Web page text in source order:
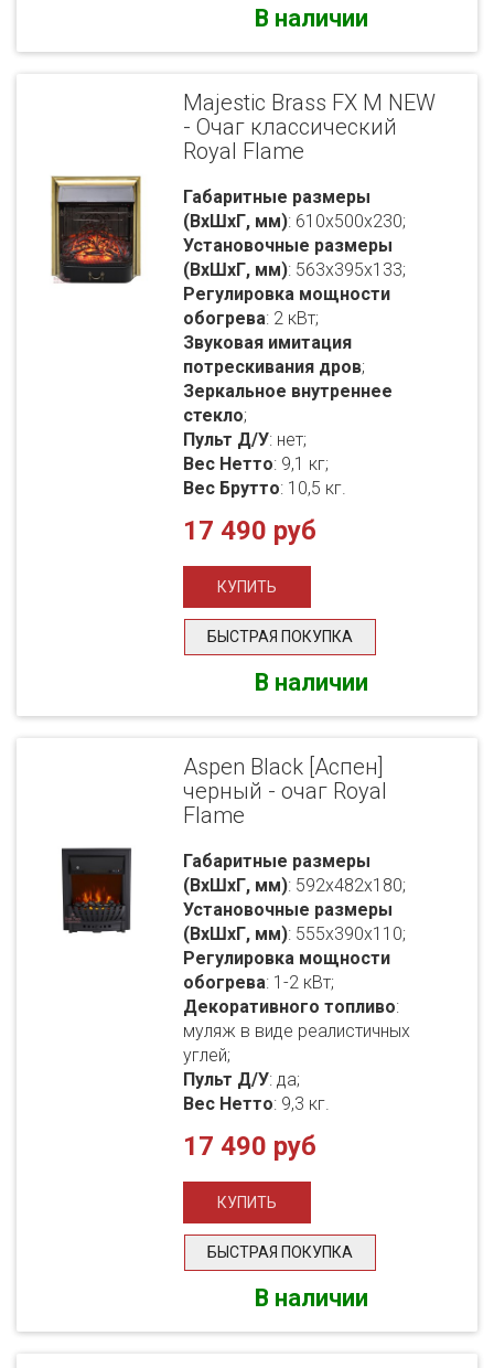
В наличии
Majestic Brass FX M NEW
- Очаг классический
Royal Flame
Габаритные размеры
(ВхШхГ, мм): 610x500x230;
Установочные размеры
(ВхШхГ, мм): 563x395x133;
Регулировка мощности
обогрева: 2 кВт;
Звуковая имитация
потрескивания дров;
Зеркальное внутреннее
стекло;
Пульт Д/У: нет;
Вес Нетто: 9,1 кг;
Вес Брутто: 10,5 кг.
17 490 руб
БЫСТРАЯ ПОКУПКА
В наличии
Aspen Black [Аспен]
черный - очаг Royal
Flame
Габаритные размеры
(ВхШхГ, мм): 592x482x180;
Установочные размеры
(ВхШхГ, мм): 555x390x110;
Регулировка мощности
обогрева: 1-2 кВт;
Декоративного топливо:
муляж в виде реалистичных
углей;
Пульт Д/У: да;
Вес Нетто: 9,3 кг.
17 490 руб
БЫСТРАЯ ПОКУПКА
В наличии